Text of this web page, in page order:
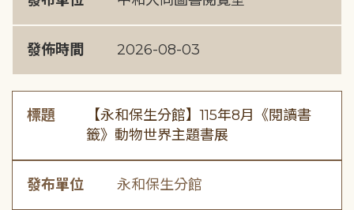
發佈時間 2026-08-03
標題
【永和保生分館】115年8月《閱讀書
籤》動物世界主題書展
發布單位 永和保生分館